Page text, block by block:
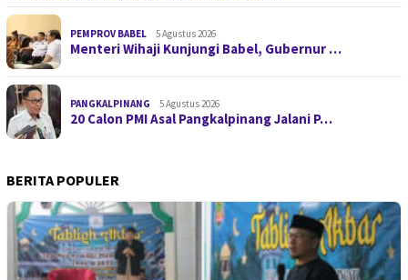
PEMPROV BABEL 5 Agustus 2026
Menteri Wihaji Kunjungi Babel, Gubernur …
PANGKALPINANG 5 Agustus 2026
20 Calon PMI Asal Pangkalpinang Jalani P…
BERITA POPULER